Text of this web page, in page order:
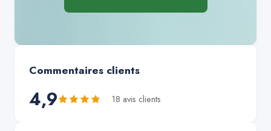
Commentaires clients
4,9 18 avis clients